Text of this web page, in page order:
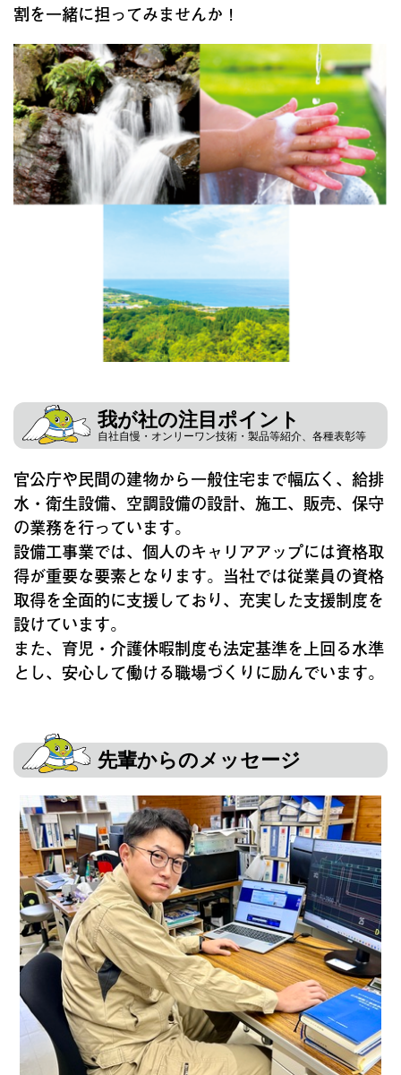
割を一緒に担ってみませんか！
我が社の注目ポイント
自社自慢・オンリーワン技術・製品等紹介、各種表彰等
官公庁や民間の建物から一般住宅まで幅広く、給排
水・衛生設備、空調設備の設計、施工、販売、保守
の業務を行っています。
設備工事業では、個人のキャリアアップには資格取
得が重要な要素となります。当社では従業員の資格
取得を全面的に支援しており、充実した支援制度を
設けています。
また、育児・介護休暇制度も法定基準を上回る水準
とし、安心して働ける職場づくりに励んでいます。
先輩からのメッセージ